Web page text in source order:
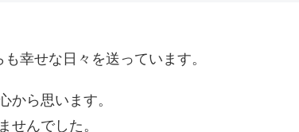
幸せな日々を送っています。
から思います。
せんでした。